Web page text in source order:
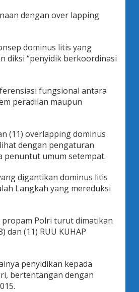
dengan over lapping
dominus litis yang
diksi “penyidik berkoordinasi
fungsional antara
peradilan maupun
(11) overlapping dominus
dengan pengaturan
penuntut umum setempat.
digantikan dominus litis
Langkah yang mereduksi
propam Polri turut dimatikan
dan (11) RUU KUHAP
penyidikan kepada
bertentangan dengan